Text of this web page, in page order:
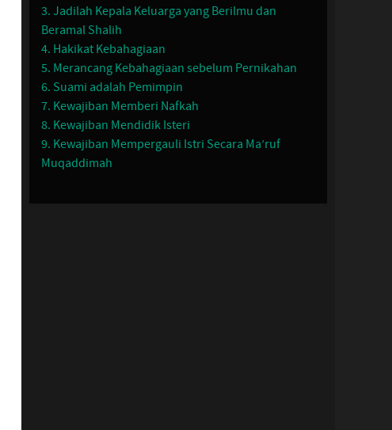
3. Jadilah Kepala Keluarga yang Berilmu dan
Beramal Shalih
4. Hakikat Kebahagiaan
5. Merancang Kebahagiaan sebelum Pernikahan
6. Suami adalah Pemimpin
7. Kewajiban Memberi Nafkah
8. Kewajiban Mendidik Isteri
9. Kewajiban Mempergauli Istri Secara Ma’ruf
Muqaddimah